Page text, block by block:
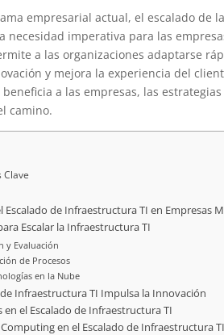
empresarial actual, el escalado de
necesidad imperativa para las
a las organizaciones adaptarse
y mejora la experiencia del
a las empresas, las
camino.
Clave
Escalado de Infraestructura TI en Empresas
Escalar la Infraestructura TI
y Evaluación
de Procesos
en la Nube
Infraestructura TI Impulsa la Innovación
en el Escalado de Infraestructura TI
en el Escalado de Infraestructura TI